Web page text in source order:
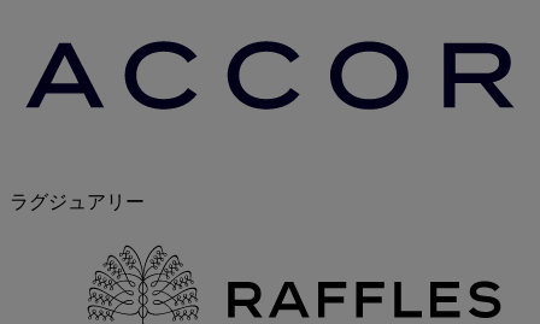
ラグジュアリー